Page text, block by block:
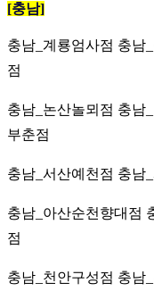
[충남]
충남_계룡엄사점 충남
점
충남_논산놀뫼점 충남
부춘점
충남_서산예천점 충남
충남_아산순천향대점
점
충남_천안구성점 충남